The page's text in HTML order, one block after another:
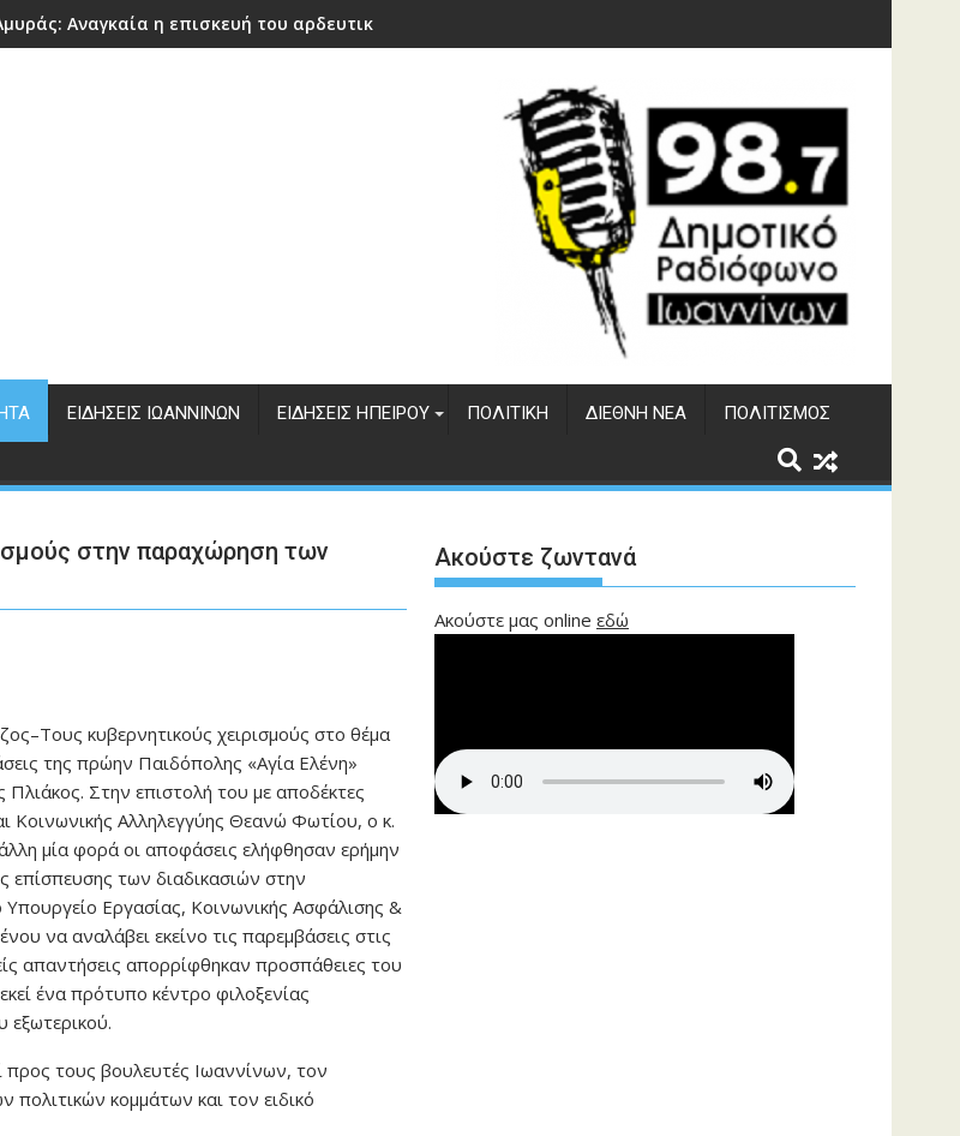
Αναγκαία η επισκευή του αρδευτικού φράγματος Αώου
ΕΙΔΉΣΕΙΣ ΙΩΑΝΝΊΝΩΝ ΕΙΔΉΣΕΙΣ ΗΠΕΊΡΟΥ ΠΟΛΙΤΙΚΉ ΔΙΕΘΝΉ ΝΈΑ ΠΟΛΙΤΙΣΜΌΣ
στην παραχώρηση των
κυβερνητικούς χειρισμούς στο θέμα
της πρώην Παιδόπολης «Αγία Ελένη»
Πλιάκος. Στην επιστολή του με αποδέκτες
Κοινωνικής Αλληλεγγύης Θεανώ Φωτίου, ο κ.
μία φορά οι αποφάσεις ελήφθησαν ερήμην
επίσπευσης των διαδικασιών στην
Εργασίας, Κοινωνικής Ασφάλισης &
να αναλάβει εκείνο τις παρεμβάσεις στις
απαντήσεις απορρίφθηκαν προσπάθειες του
ένα πρότυπο κέντρο φιλοξενίας
προς τους βουλευτές Ιωαννίνων, τον
κομμάτων και τον ειδικό
Ακούστε ζωντανά
Ακούστε μας online εδώ